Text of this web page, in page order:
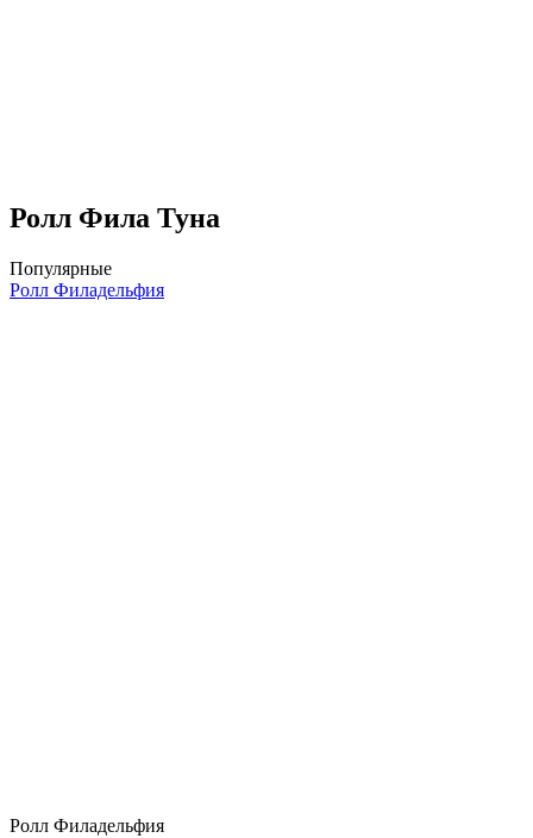
Ролл Фила Туна
Популярные
Ролл Филадельфия
Ролл Филадельфия